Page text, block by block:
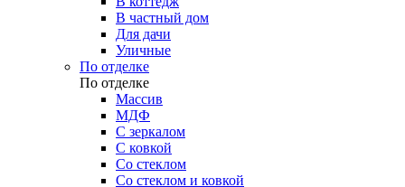
В частный дом
Для дачи
Уличные
По отделке
По отделке
Массив
МДФ
С зеркалом
С ковкой
Со стеклом
Со стеклом и ковкой